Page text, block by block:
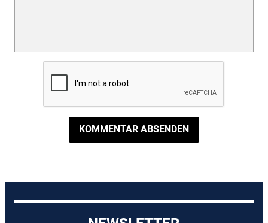
KOMMENTAR ABSENDEN